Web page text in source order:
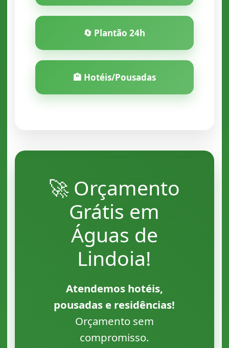
🔄 Plantão 24h
🏨 Hotéis/Pousadas
🚀 Orçamento
Grátis em
Águas de
Lindoia!
Atendemos hotéis,
pousadas e residências!
Orçamento sem
compromisso.